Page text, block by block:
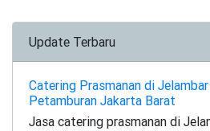
Update Terbaru
Catering Prasmanan di
Petamburan Jakarta Barat
Jasa catering prasmanan di